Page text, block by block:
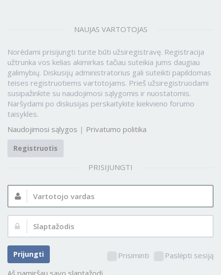
NAUJAS VARTOTOJAS
Norėdami prisijungti turite būti užsiregistravę. Registracija
užtrunka vos kelias akimirkas tačiau suteikia jums daugiau
galimybių. Diskusijų administratorius gali suteikti papildomas
teises registruotiems vartotojams. Prieš užsiregistruodami
susipažinkite su naudojimosi sąlygomis ir nuostatomis.
Naršydami po diskusijas perskaitykite kiekvieno forumo
taisykles.
Naudojimosi sąlygos | Privatumo politika
Registruotis
PRISIJUNGTI
Vartotojo
vardas:
Slaptažodis:
Prisiminti Paslėpti sesiją
Prijungti
Aš pamiršau savo slaptažodį